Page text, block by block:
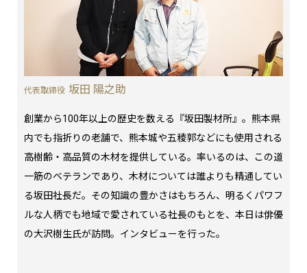
代表取締役 坂田 陽之助
創業から100年以上の歴史を数える『坂田製材所』。熊本県
内でも指折りの老舗で、熊本城や五稜郭などにも使用される
高樹齢・高品質の木材を提供している。率いるのは、この道
一筋のベテランであり、木材については誰よりも精通してい
る坂田社長だ。その知識の豊かさはもちろん、明るくパワフ
ルな人柄でも地域で愛されている社長のもとを、本日は俳優
の大沢樹生氏が訪問。インタビューを行った。